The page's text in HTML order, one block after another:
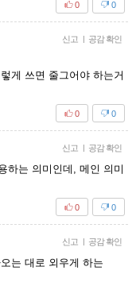
0
0
신고 | 공감 확인
게 쓰면 줄그어야 하는거
0
0
신고 | 공감 확인
하는 의미인데, 메인 의미
0
0
신고 | 공감 확인
는 대로 외우게 하는